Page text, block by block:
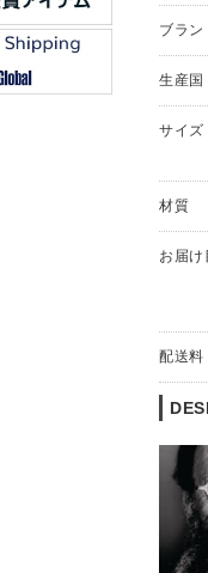
ブラン
生産国
サイズ
材質
お届け
配送料